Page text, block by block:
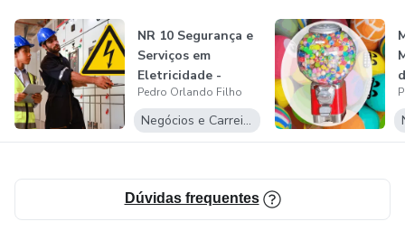
NR 10 Segurança e
Serviços em
Eletricidade -
Reciclagem
Pedro Orlando Filho
Negócios e Carreira
Dúvidas frequentes